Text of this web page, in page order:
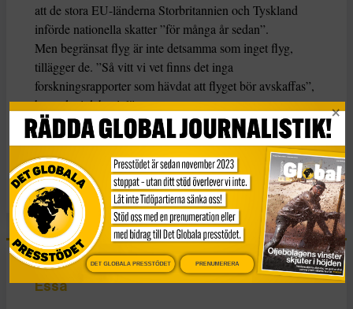
att de stora EU-länderna Storbritannien och Tyskland
införde nationella skatter ”för många år sedan”.
Men begränsat flyg är inte detsamma som inget flyg,
tillägger de. ”Så vitt vi vet finns det inga
forskningsrapporter som hävdat att flyget bör avskaffas”,
heter det i debattinlägget.
KATEGORI
Nyheter
Essä
DET GLOBALA PRESSTÖDET PRENUMERERA